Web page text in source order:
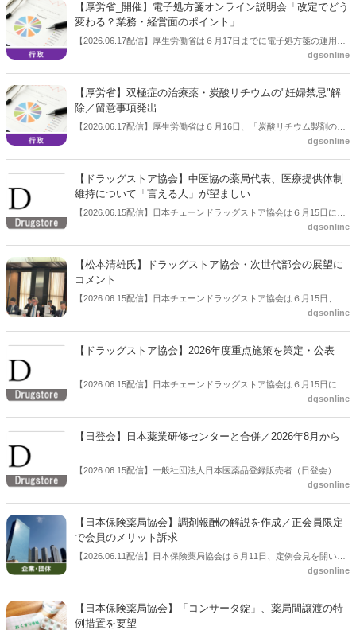
【厚労省_開催】電子処方箋オンライン説明会「改定でどう
変わる？業務・経営面のポイント」
【2026.06.17配信】厚生労働省は６月17日までに電子処方箋の運用開
始や導入準備に関するオンライン説明会を開催すると告知した。dgsonline
【厚労省】双極症の治療薬・炭酸リチウムの"妊婦禁忌"解
除／留意事項発出
【2026.06.17配信】厚生労働省は６月16日、「炭酸リチウム製剤の使
dgsonline
【ドラッグストア協会】中医協の薬局代表、医療提供体制
維持について「言える人」が望ましい
【2026.06.15配信】日本チェーンドラッグストア協会は６月15日に総
dgsonline
【松本清雄氏】ドラッグストア協会・次世代部会の展望に
コメント
【2026.06.15配信】日本チェーンドラッグストア協会は６月15日、総
会後の会見を開いた。この中で松本清雄氏（マツキヨココカラ＆カン
dgsonline
【ドラッグストア協会】2026年度重点施策を策定・公表
【2026.06.15配信】日本チェーンドラッグストア協会は６月15日に総
会を開き、総会後に会見を開催。策定した2026年度重点施策を公表し
dgsonline
【日登会】日本薬業研修センターと合併／2026年8月から
【2026.06.15配信】一般社団法人日本医薬品登録販売者（日登会）は
６月15日、一般社団法人日本薬業研修センターと組織合併契約の締結
dgsonline
【日本保険薬局協会】調剤報酬の解説を作成／正会員限定
で会員のメリット訴求
【2026.06.11配信】日本保険薬局協会は６月11日、定例会見を開い
た。この中で「調剤報酬等に係る解説」を作成したことを報告。協会
考え。
dgsonline
【日本保険薬局協会】「コンサータ錠」、薬局間譲渡の特
例措置を要望